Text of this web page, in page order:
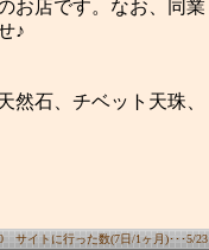
お店です。なお、同業
♪
然石、チベット天珠、
サイトに行った数(7日/1ヶ月)･･･5/23